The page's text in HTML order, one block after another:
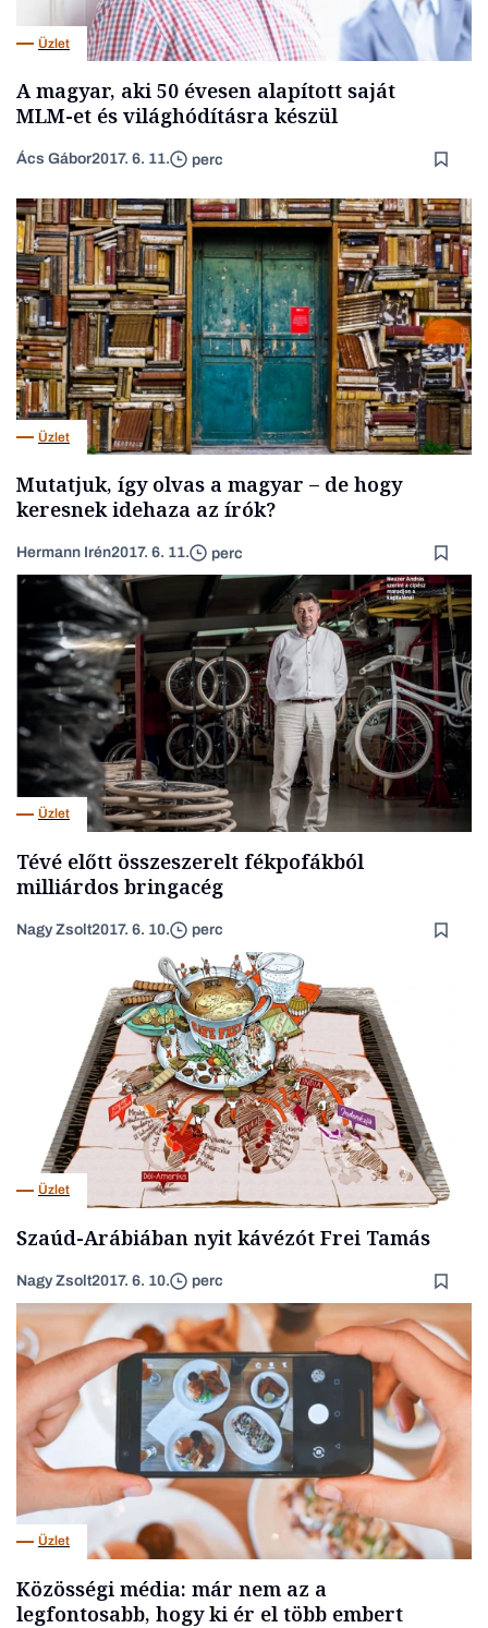
Üzlet
A magyar, aki 50 évesen alapított saját
MLM-et és világhódításra készül
Ács Gábor2017. 6. 11. perc
Üzlet
Mutatjuk, így olvas a magyar – de hogy
keresnek idehaza az írók?
Hermann Irén2017. 6. 11. perc
Üzlet
Tévé előtt összeszerelt fékpofákból
milliárdos bringacég
Nagy Zsolt2017. 6. 10. perc
Üzlet
Szaúd-Arábiában nyit kávézót Frei Tamás
Nagy Zsolt2017. 6. 10. perc
Üzlet
Közösségi média: már nem az a
legfontosabb, hogy ki ér el több embert